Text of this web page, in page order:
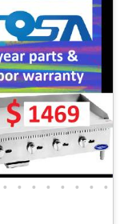
• • • • • • • •